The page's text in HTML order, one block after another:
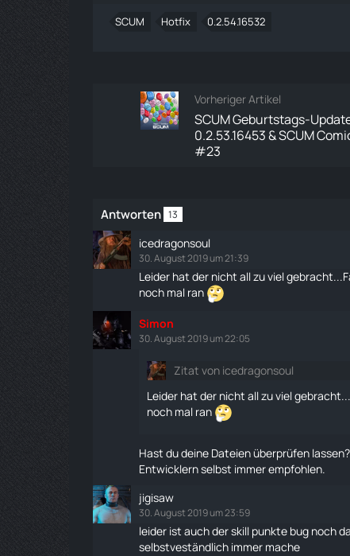
SCUM Hotfix 0.2.54.16532
Vorheriger Artikel
SCUM Geburtstags-
0.2.53.16453 & SCUM
#23
Antworten 13
icedragonsoul
30. August 2019 um 21:39
Leider hat der nicht all zu viel
noch mal ran
Simon
30. August 2019 um 22:05
Zitat von icedragonsoul
Leider hat der nicht all zu viel
noch mal ran
Hast du deine Dateien überprüfen
Entwicklern selbst immer empfohlen.
jigisaw
30. August 2019 um 23:59
leider ist auch der skill punkte bug noch
selbstveständlich immer mache